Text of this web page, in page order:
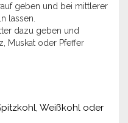
geben und bei mittlerer
lassen.
dazu geben und
Muskat oder Pfeffer
Weißkohl oder